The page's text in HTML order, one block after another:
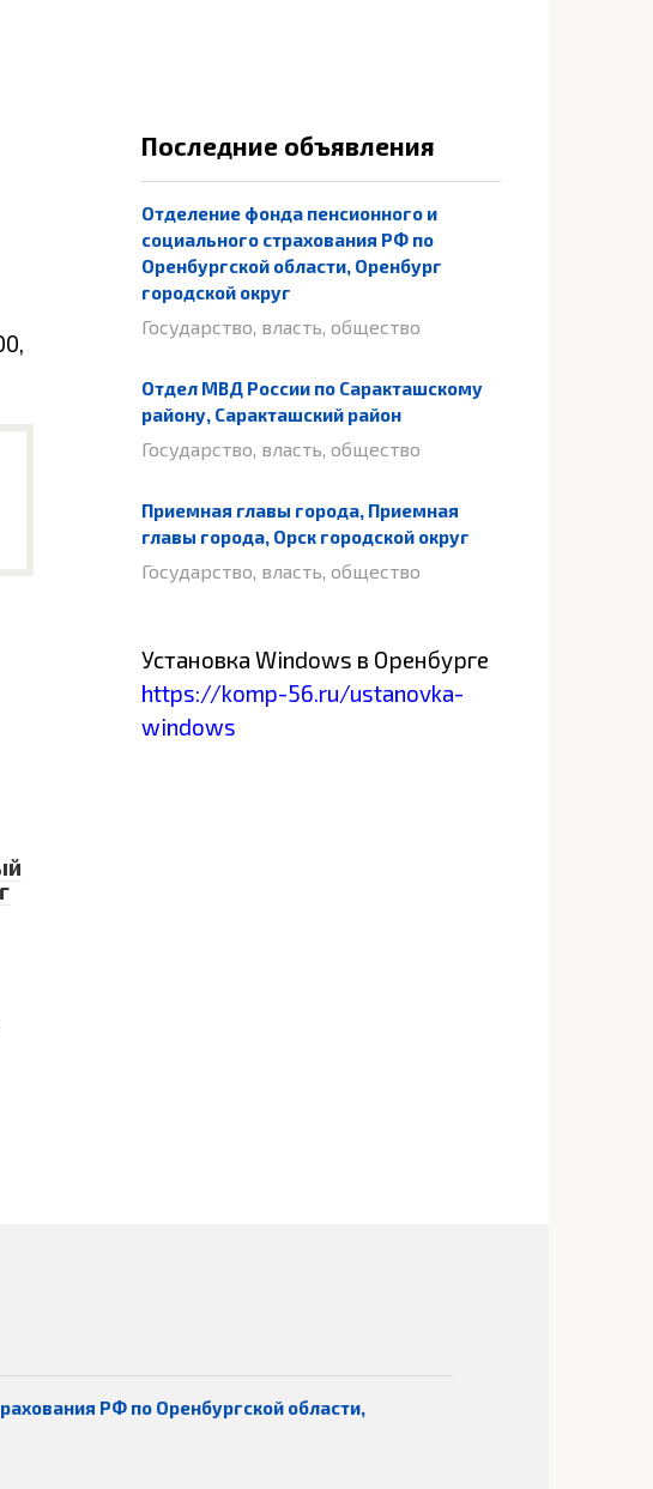
Последние объявления
Отделение фонда пенсионного и
социального страхования РФ по
Оренбургской области, Оренбург
городской округ
Государство, власть, общество
Отдел МВД России по Саракташскому
району, Саракташский район
Государство, власть, общество
Приемная главы города, Приемная
главы города, Орск городской округ
Государство, власть, общество
Установка Windows в Оренбурге
https://komp-56.ru/ustanovka-
windows
РФ по Оренбургской области,